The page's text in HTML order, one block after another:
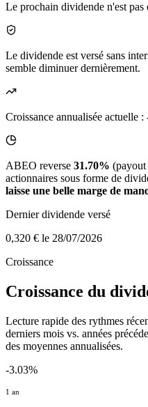
Le prochain dividende n'est pas
Le dividende est versé sans
semble diminuer dernièrement.
Croissance annualisée actuelle :
ABEO reverse 31.70% (payout
actionnaires sous forme de
laisse une belle marge de
Dernier dividende versé
0,320 € le 28/07/2026
Croissance
Croissance du
Lecture rapide des rythmes
derniers mois vs. années
des moyennes annualisées.
-3.03%
1 an